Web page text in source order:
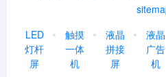
LED
灯杆
屏
触摸
一体
机
液晶
拼接
屏
液晶
广告
机